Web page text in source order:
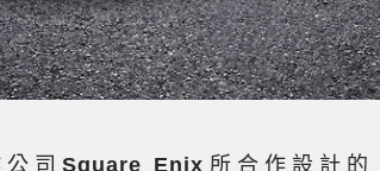
公司Square Enix 所合作設計的